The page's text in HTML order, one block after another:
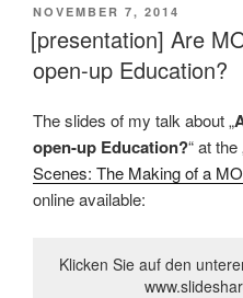
VERÖFFENTLICHT
AM
NOVEMBER 7, 2014
[presentation] Are
open-up Education?
The slides of my talk about „
open-up Education?“ at the
Scenes: The Making of a
online available:
Klicken Sie auf den